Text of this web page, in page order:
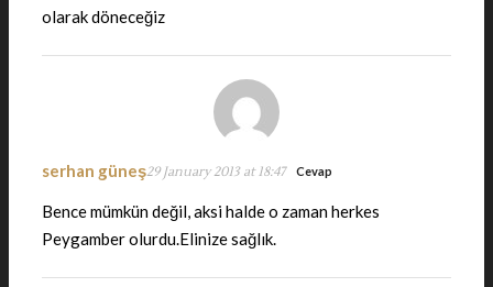
olarak döneceğiz
serhan güneş29 January 2013 at 18:47 Cevap
Bence mümkün değil, aksi halde o zaman herkes
Peygamber olurdu.Elinize sağlık.